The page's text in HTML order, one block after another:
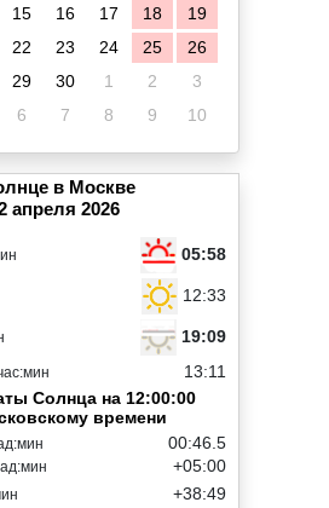
15 16 17 18 19
22 23 24 25 26
29 30 1 2
3
6 7 8 9 10
в Москве
апреля 2026
05:58
12:33
19:09
13:11
Солнца на 12:00:00
времени
00:46.5
+05:00
+38:49